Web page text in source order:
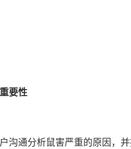
要性
通分析鼠害严重的原因，